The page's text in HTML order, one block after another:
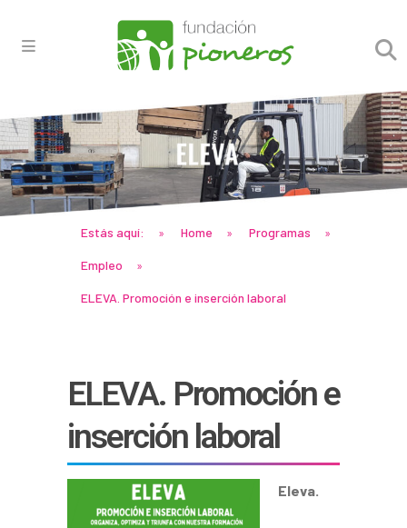
Estás aquí: » Home » Programas »
Empleo »
ELEVA. Promoción e inserción laboral
ELEVA. Promoción e
inserción laboral
Eleva.